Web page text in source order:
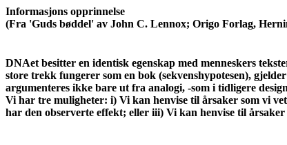
Informasjons opprinnelse
(Fra 'Guds bøddel' av John C. Lennox; Origo Forlag,
DNAet besitter en identisk egenskap med menneskers
store trekk fungerer som en bok (sekvenshypotesen),
argumenteres ikke bare ut fra analogi, -som i tidligere
Vi har tre muligheter: i) Vi kan henvise til årsaker som vi
har den observerte effekt; eller iii) Vi kan henvise til